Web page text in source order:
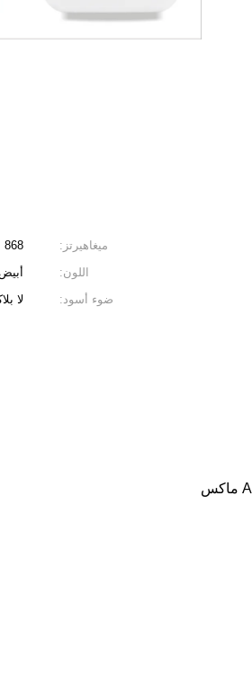
ميغاهيرتز:
868 ميجاهرتز
اللون:
ضوء أسود:
لا